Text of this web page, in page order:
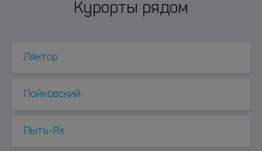
Курорты рядом
Лянтор
Пойковский
Пыть-Ях